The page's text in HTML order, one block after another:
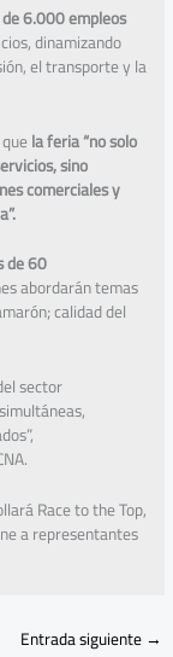
6.000 empleos
dinamizando
el transporte y la
la feria “no solo
sino
comerciales y
de 60
abordarán temas
calidad del
sector
Race to the Top,
a representantes
Entrada siguiente→